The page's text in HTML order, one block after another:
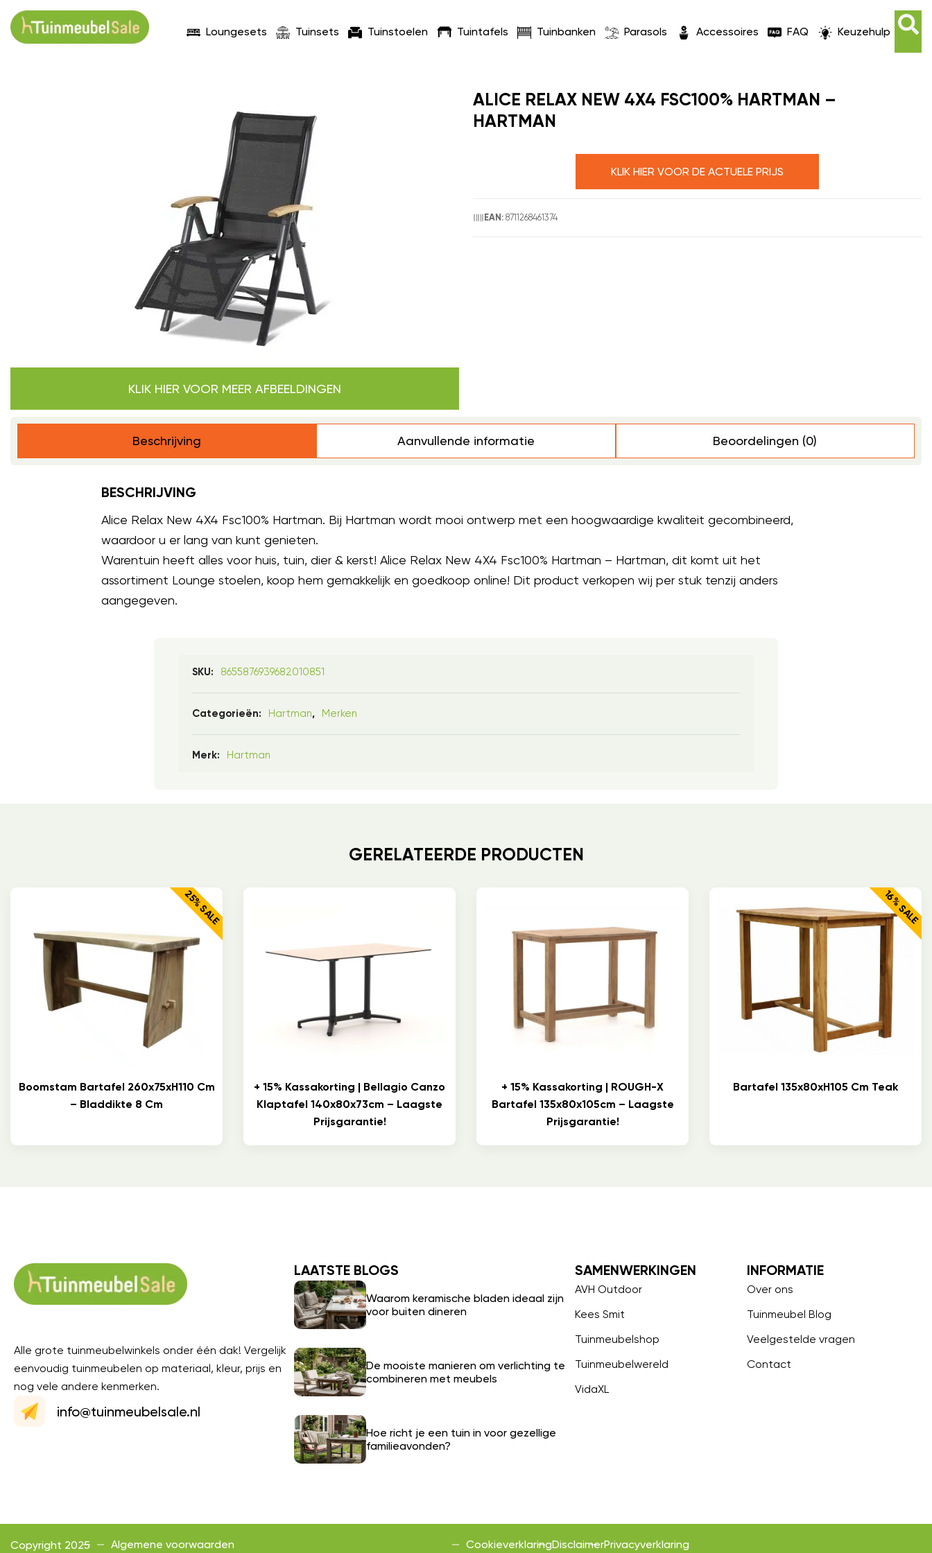
Loungesets Tuinsets Tuinstoelen Tuintafels Tuinbanken Parasols Accessoires FAQ Keuzehulp
KLIK HIER VOOR MEER AFBEELDINGEN
ALICE RELAX NEW 4X4 FSC100% HARTMAN –
HARTMAN
KLIK HIER VOOR DE ACTUELE PRIJS
EAN: 8711268461374
Beschrijving Aanvullende informatie Beoordelingen (0)
BESCHRIJVING
Alice Relax New 4X4 Fsc100% Hartman. Bij Hartman wordt mooi ontwerp met een hoogwaardige kwaliteit gecombineerd,
waardoor u er lang van kunt genieten.
Warentuin heeft alles voor huis, tuin, dier & kerst! Alice Relax New 4X4 Fsc100% Hartman – Hartman, dit komt uit het
assortiment Lounge stoelen, koop hem gemakkelijk en goedkoop online! Dit product verkopen wij per stuk tenzij anders
aangegeven.
SKU: 8655876939682010851
Categorieën: Hartman, Merken
Merk: Hartman
GERELATEERDE PRODUCTEN
25% SALE
Boomstam Bartafel 260x75xH110 Cm
– Bladdikte 8 Cm
+ 15% Kassakorting | Bellagio Canzo
Klaptafel 140x80x73cm – Laagste
Prijsgarantie!
+ 15% Kassakorting | ROUGH-X
Bartafel 135x80x105cm – Laagste
Prijsgarantie!
16% SALE
Bartafel 135x80xH105 Cm Teak
Alle grote tuinmeubelwinkels onder één dak! Vergelijk
eenvoudig tuinmeubelen op materiaal, kleur, prijs en
nog vele andere kenmerken.
info@tuinmeubelsale.nl
LAATSTE BLOGS
Waarom keramische bladen ideaal zijn
voor buiten dineren
De mooiste manieren om verlichting te
combineren met meubels
Hoe richt je een tuin in voor gezellige
familieavonden?
SAMENWERKINGEN
AVH Outdoor
Kees Smit
Tuinmeubelshop
Tuinmeubelwereld
VidaXL
INFORMATIE
Over ons
Tuinmeubel Blog
Veelgestelde vragen
Contact
Copyright 2025 Algemene voorwaarden CookieverklaringDisclaimerPrivacyverklaring